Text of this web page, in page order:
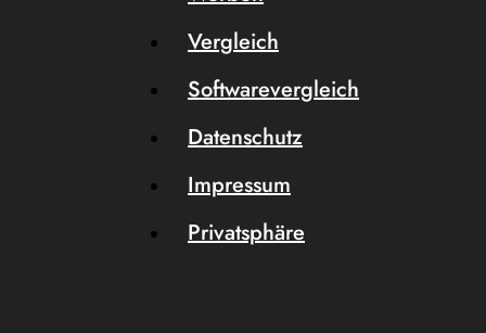
Vergleich
Softwarevergleich
Datenschutz
Impressum
Privatsphäre